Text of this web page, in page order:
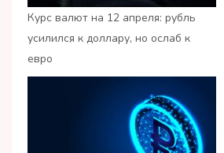
Курс валют на 12 апреля: рубль
усилился к доллару, но ослаб к
евро